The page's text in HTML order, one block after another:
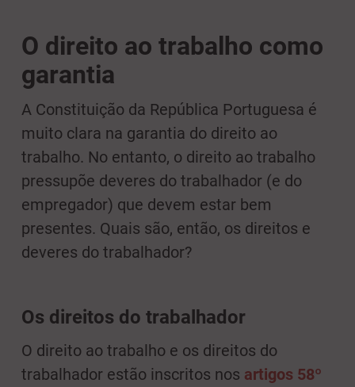
O direito ao trabalho como
garantia
A Constituição da República Portuguesa é
muito clara na garantia do direito ao
trabalho. No entanto, o direito ao trabalho
pressupõe deveres do trabalhador (e do
empregador) que devem estar bem
presentes. Quais são, então, os direitos e
deveres do trabalhador?
Os direitos do trabalhador
O direito ao trabalho e os direitos do
trabalhador estão inscritos nos artigos 58º